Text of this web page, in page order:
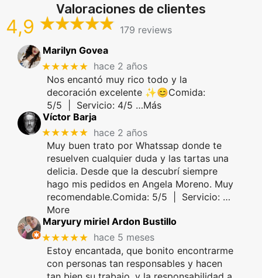
Valoraciones de clientes
4,9
179 reviews
Marilyn Govea
★★★★★ hace 2 años
Nos encantó muy rico todo y la
decoración excelente ✨😊Comida:
5/5 | Servicio: 4/5 …Más
Víctor Barja
★★★★★ hace 2 años
Muy buen trato por Whatssap donde te
resuelven cualquier duda y las tartas una
delicia. Desde que la descubrí siempre
hago mis pedidos en Angela Moreno. Muy
recomendable.Comida: 5/5 | Servicio: …
More
Maryury miriel Ardon Bustillo
★★★★★ hace 5 meses
Estoy encantada, que bonito encontrarme
con personas tan responsables y hacen